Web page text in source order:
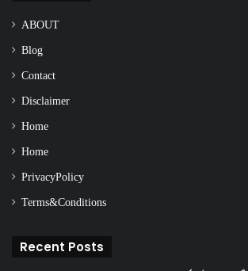
ABOUT
Blog
Contact
Disclaimer
Home
Home
Privacy Policy
Terms & Conditions
Recent Posts